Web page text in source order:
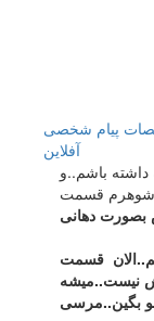
پیام شخصی
آفلاين
داشته باشم..و
شوهرم قسمت
بصورت دهانی
قسمت
نیست..میشه
بگین..مرسی